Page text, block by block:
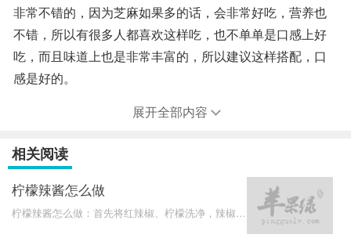
非常不错的，因为芝麻如果多的话，会非常好吃，营养也
不错，所以有很多人都喜欢这样吃，也不单单是口感上好
吃，而且味道上也是非常丰富的，所以建议这样搭配，口
感是好的。
展开全部内容
相关阅读
柠檬辣酱怎么做
柠檬辣酱怎么做：首先将红辣椒、柠檬洗净，辣椒放